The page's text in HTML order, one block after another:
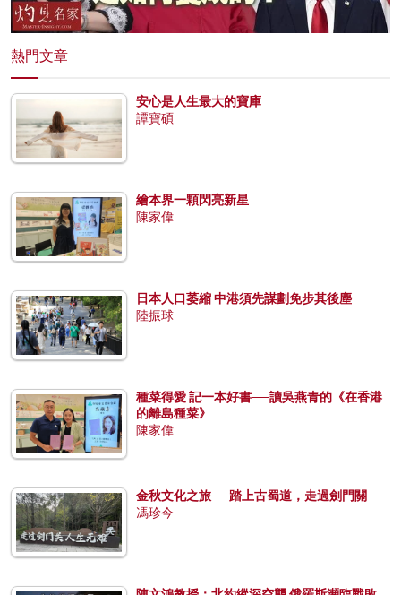
熱門文章
安心是人生最大的寶庫
譚寶碩
繪本界一顆閃亮新星
陳家偉
日本人口萎縮 中港須先謀劃免步其後塵
陸振球
種菜得愛 記一本好書──讀吳燕青的《在香港
的離島種菜》
陳家偉
金秋文化之旅──踏上古蜀道，走過劍門關
馮珍今